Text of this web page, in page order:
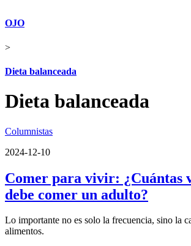
OJO
>
Dieta balanceada
Dieta balanceada
Columnistas
2024-12-10
Comer para vivir: ¿Cuántas
debe comer un adulto?
Lo importante no es solo la frecuencia, sino la
alimentos.